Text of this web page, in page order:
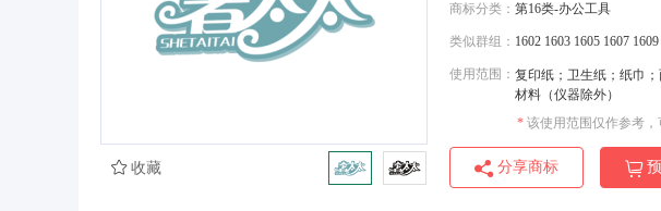
商标分类： 第16类-办公工具
类似群组： 1602 1603 1605 1607
使用范围： 复印纸；卫生纸；纸巾
材料（仪器除外）
* 该使用范围仅作参考
分享商标
收藏